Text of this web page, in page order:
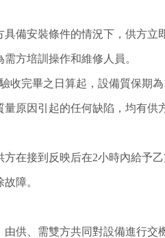
備安裝條件的情況下，供方立
方培訓操作和維修人員。
收完畢之日算起，設備質保期
原因引起的任何缺陷，均有
方在接到反映后在2小時內給予
障。
供、需雙方共同對設備進行交